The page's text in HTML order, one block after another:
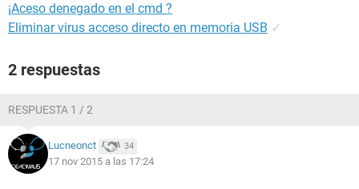
¡Aceso denegado en el cmd ?
Eliminar virus acceso directo en memoria USB ✓
2 respuestas
RESPUESTA 1 / 2
Lucneonct 34
17 nov 2015 a las 17:24